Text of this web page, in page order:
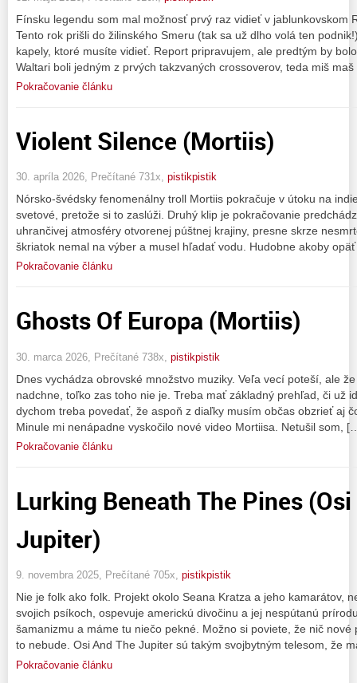
Fínsku legendu som mal možnosť prvý raz vidieť v jablunkovskom
Tento rok prišli do žilinského Smeru (tak sa už dlho volá ten
kapely, ktoré musíte vidieť. Report pripravujem, ale predtým by
Waltari boli jedným z prvých takzvaných crossoverov, teda miš
Pokračovanie článku
Violent Silence (Mortiis)
30. apríla 2026, Prečítané 731x, pistikpistik
Nórsko-švédsky fenomenálny troll Mortiis pokračuje v útoku na
svetové, pretože si to zaslúži. Druhý klip je pokračovanie
uhrančivej atmosféry otvorenej púštnej krajiny, presne skrze
škriatok nemal na výber a musel hľadať vodu. Hudobne akoby
Pokračovanie článku
Ghosts Of Europa (Mortiis)
30. marca 2026, Prečítané 738x, pistikpistik
Dnes vychádza obrovské množstvo muziky. Veľa vecí poteší, ale
nadchne, toľko zas toho nie je. Treba mať základný prehľad, či už
dychom treba povedať, že aspoň z diaľky musím občas obzrieť aj
Minule mi nenápadne vyskočilo nové video Mortiisa. Netušil som,
Pokračovanie článku
Lurking Beneath The Pines
Jupiter)
9. novembra 2025, Prečítané 705x, pistikpistik
Nie je folk ako folk. Projekt okolo Seana Kratza a jeho kamarátov,
svojich psíkoch, ospevuje americkú divočinu a jej nespútanú
šamanizmu a máme tu niečo pekné. Možno si poviete, že nič
to nebude. Osi And The Jupiter sú takým svojbytným telesom, že
Pokračovanie článku